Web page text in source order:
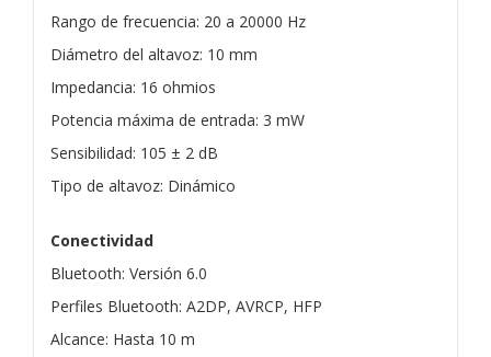
Rango de frecuencia: 20 a 20000 Hz
Diámetro del altavoz: 10 mm
Impedancia: 16 ohmios
Potencia máxima de entrada: 3 mW
Sensibilidad: 105 ± 2 dB
Tipo de altavoz: Dinámico
Conectividad
Bluetooth: Versión 6.0
Perfiles Bluetooth: A2DP, AVRCP, HFP
Alcance: Hasta 10 m